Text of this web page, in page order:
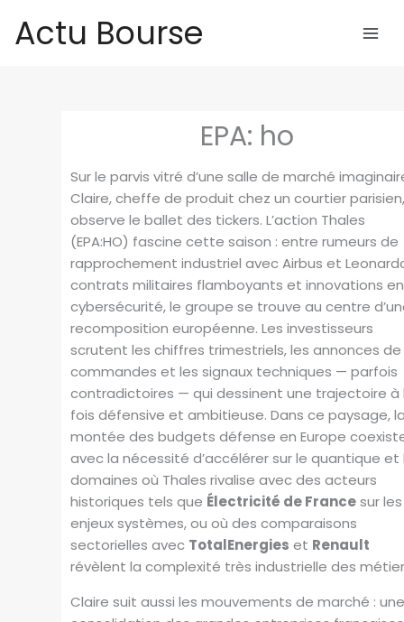
Actu Bourse
EPA: ho
Sur le parvis vitré d’une salle de marché
Claire, cheffe de produit chez un courtier
observe le ballet des tickers. L’action Thales
(EPA:HO) fascine cette saison : entre rumeurs de
rapprochement industriel avec Airbus et
contrats militaires flamboyants et innovations en
cybersécurité, le groupe se trouve au centre
recomposition européenne. Les investisseurs
scrutent les chiffres trimestriels, les annonces de
commandes et les signaux techniques — parfois
contradictoires — qui dessinent une trajectoire à
fois défensive et ambitieuse. Dans ce paysage,
montée des budgets défense en Europe
avec la nécessité d’accélérer sur le quantique et
domaines où Thales rivalise avec des acteurs
historiques tels que Électricité de Francesur les
enjeux systèmes, ou où des comparaisons
sectorielles avec TotalEnergies et Renault
révèlent la complexité très industrielle des
Claire suit aussi les mouvements de marché :